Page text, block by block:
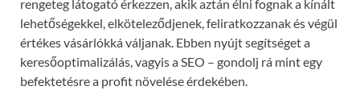
rengeteg látogató érkezzen, akik aztán élni fognak a kínált
lehetőségekkel, elköteleződjenek, feliratkozzanak és végül
értékes vásárlókká váljanak. Ebben nyújt segítséget a
keresőoptimalizálás, vagyis a SEO – gondolj rá mint egy
befektetésre a profit növelése érdekében.